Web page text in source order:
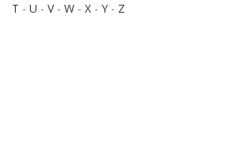
T - U - V- W - X - Y - Z